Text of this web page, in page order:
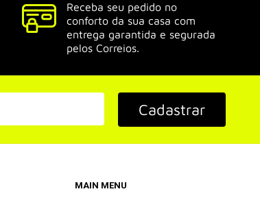
Receba seu pedido no
conforto da sua casa com
entrega garantida e segurada
pelos Correios.
Cadastrar
MAIN MENU